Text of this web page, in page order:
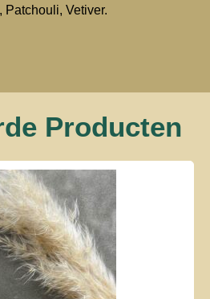
Patchouli, Vetiver.
Producten